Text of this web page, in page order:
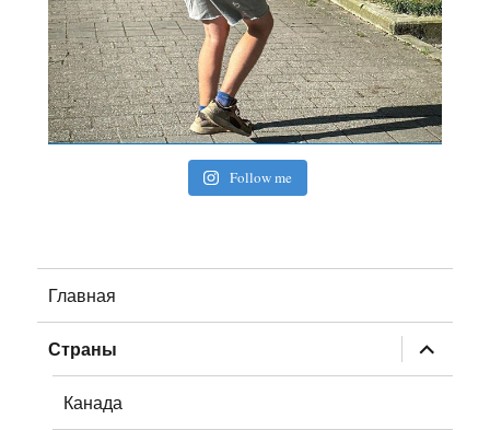
Follow me
Главная
Страны дочернее
меню
Канада